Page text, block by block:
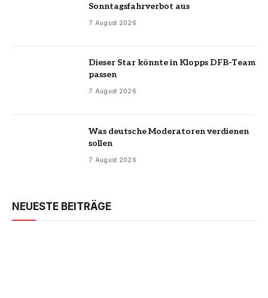
Sonntagsfahrverbot aus
7 August 2026
Dieser Star könnte in Klopps DFB-Team
passen
7 August 2026
Was deutsche Moderatoren verdienen
sollen
7 August 2026
NEUESTE BEITRÄGE